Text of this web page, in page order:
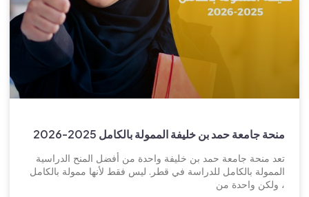
منحة جامعة حمد بن خليفة الممولة بالكامل 2025-2026
تعد منحة جامعة حمد بن خليفة واحدة من أفضل المنح الدراسية
الممولة بالكامل للدراسة في قطر. ليس فقط لأنها ممولة بالكامل
، ولكن واحدة من